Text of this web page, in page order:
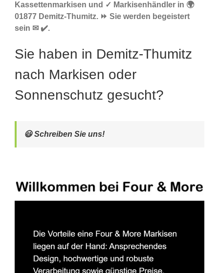
Kassettenmarkisen und ✓ Markisenhändler in 🌍
01877 Demitz-Thumitz. ⏩ Sie werden begeistert
sein ✉ ✔️.
Sie haben in Demitz-Thumitz
nach Markisen oder
Sonnenschutz gesucht?
😃 Schreiben Sie uns!